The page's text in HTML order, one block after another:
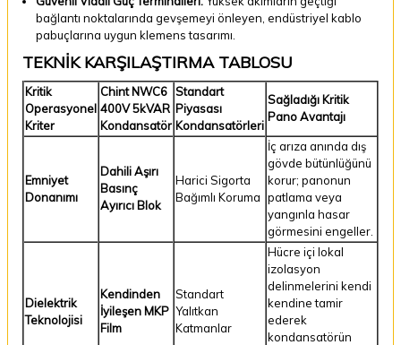
bağlantı noktalarında gevşemeyi önleyen, endüstriyel kablo
pabuçlarına uygun klemens tasarımı.
TEKNİK KARŞILAŞTIRMA TABLOSU
Kritik
Operasyonel
Kriter
Chint NWC6
400V 5kVAR
Kondansatör
Standart
Piyasası
Kondansatörleri
Sağladığı Kritik
Pano Avantajı
Emniyet
Donanımı
Dahili Aşırı
Basınç
Ayırıcı Blok
Harici Sigorta
Bağımlı Koruma
İç arıza anında dış
gövde bütünlüğünü
korur; panonun
patlama veya
yangınla hasar
görmesini engeller.
Dielektrik
Teknolojisi
Kendinden
İyileşen MKP
Film
Standart
Yalıtkan
Katmanlar
Hücre içi lokal
izolasyon
delinmelerini kendi
kendine tamir
ederek
kondansatörün